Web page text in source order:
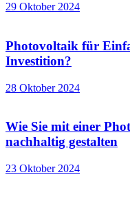
29 Oktober 2024
Photovoltaik für
Investition?
28 Oktober 2024
Wie Sie mit einer
nachhaltig gestalten
23 Oktober 2024